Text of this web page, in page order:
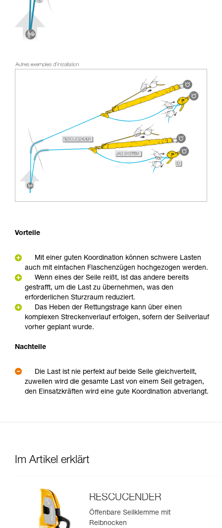
Vorteile
Mit einer guten Koordination können schwere Lasten
auch mit einfachen Flaschenzügen hochgezogen werden.
Wenn eines der Seile reißt, ist das andere bereits
gestrafft, um die Last zu übernehmen, was den
erforderlichen Sturzraum reduziert.
Das Heben der Rettungstrage kann über einen
komplexen Streckenverlauf erfolgen, sofern der Seilverlauf
vorher geplant wurde.
Nachteile
Die Last ist nie perfekt auf beide Seile gleichverteilt,
zuweilen wird die gesamte Last von einem Seil getragen,
den Einsatzkräften wird eine gute Koordination abverlangt.
Im Artikel erklärt
RESCUCENDER
Öffenbare Seilklemme mit
Reibnocken